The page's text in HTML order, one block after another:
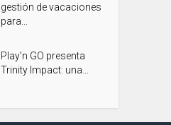
gestión de vacaciones
para...
Play’n GO presenta
Trinity Impact: una...